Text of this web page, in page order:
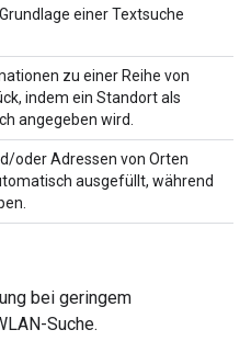
einer Textsuche
zu einer Reihe von
indem ein Standort als
angegeben wird.
oder Adressen von Orten
ausgefüllt, während
bei geringem
Suche.